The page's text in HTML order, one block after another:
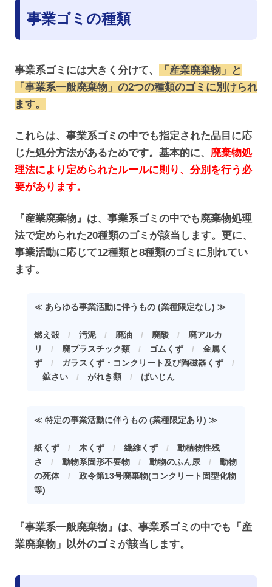
事業ゴミの種類
事業系ゴミには大きく分けて、
「産業廃棄物」と
「事業系一般廃棄物」の2つの種類のゴミに別けられ
ます。
これらは、事業系ゴミの中でも指定された品目に応
じた処分方法があるためです。基本的に、 廃棄物処
理法により定められたルールに則り、分別を行う必
要があります。
『産業廃棄物』は、事業系ゴミの中でも廃棄物処理
法で定められた20種類のゴミが該当します。更に、
事業活動に応じて12種類と8種類のゴミに別れてい
ます。
≪ あらゆる事業活動に伴うもの (業種限定なし) ≫
燃え殻/ 汚泥/ 廃油/ 廃酸/ 廃アルカ
リ
/ 廃プラスチック類/ ゴムくず/ 金属く
ず/ ガラスくず・コンクリート及び陶磁器くず/
鉱さい/ がれき類/ ばいじん
≪ 特定の事業活動に伴うもの (業種限定あり) ≫
紙くず/ 木くず/ 繊維くず/ 動植物性残
さ
/ 動物系固形不要物/ 動物のふん尿 / 動物
の死体/ 政令第13号廃棄物(コンクリート固型化物
等)
『事業系一般廃棄物』は、事業系ゴミの中でも「産
業廃棄物」以外のゴミが該当します。